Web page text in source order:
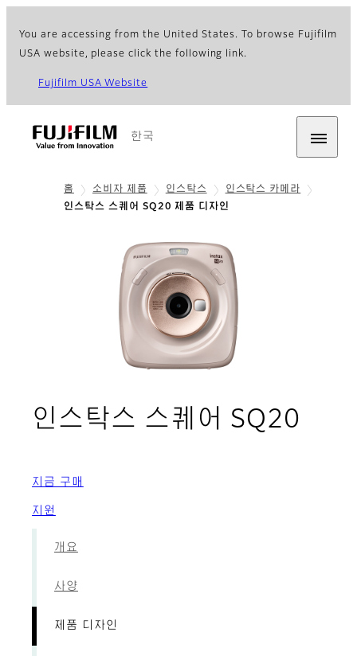
You are accessing from the United States. To browse Fujifilm
USA website, please click the following link.
Fujifilm USA Website
한국
홈 소비자 제품 인스탁스
인스탁스 카메라
인스탁스 스퀘어 SQ20 제품 디자인
인스탁스 스퀘어 SQ20
지금 구매
지원
개요
사양
제품 디자인